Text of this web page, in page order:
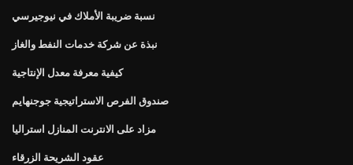
نسبة ضريبة الأملاك في نيوجيرسي
نبذة عن شركة خدمات النفط والغاز
كيفية معرفة معدل الإنتاجية
صندوق الفرص الاستراتيجية جوجنهايم
مزاد على الانترنت المنازل استراليا
عقود الشريحة الزرقاء